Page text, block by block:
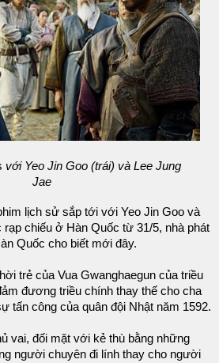
với Yeo Jin Goo (trái) và Lee Jung
Jae
lịch sử sắp tới với Yeo Jin Goo và
rạp chiếu ở Hàn Quốc từ 31/5, nhà phát
Quốc cho biết mới đây.
trẻ của Vua Gwanghaegun của triều
đương triều chính thay thế cho cha
tấn công của quân đội Nhật năm 1592.
vai, đối mặt với kẻ thù bằng những
người chuyên đi lính thay cho người